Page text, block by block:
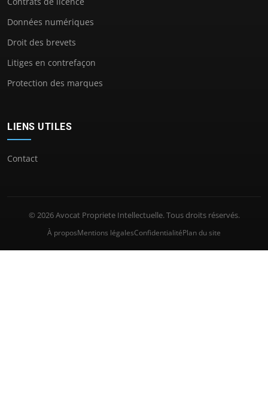
Données numériques
Droit des brevets
Litiges en contrefaçon
Protection des marques
LIENS UTILES
Contact
© 2026 Avocat Propriete Intellectuelle. Tous droits réservés.
À proposMentions légalesConfidentialitéPlan du site